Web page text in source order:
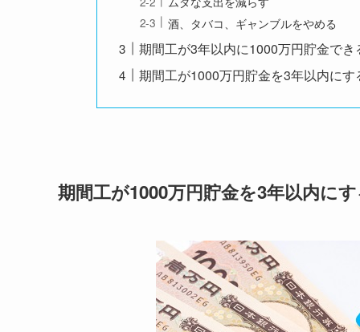
酒、タバコ、ギャンブルをやめる
期間工が3年以内に1000万円貯金で
期間工が1000万円貯金を3年以内に
期間工が1000万円貯金を3年以内に